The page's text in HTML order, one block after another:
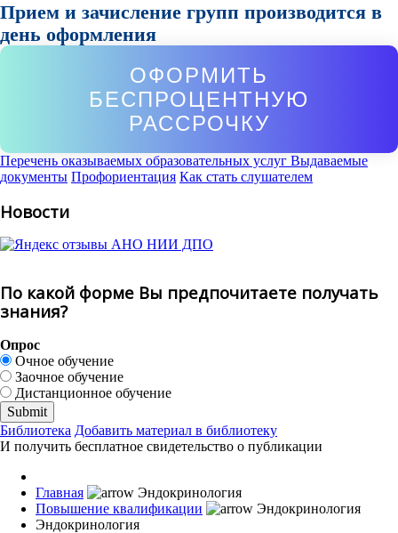
Прием и зачисление групп производится в
день оформления
ОФОРМИТЬ
БЕСПРОЦЕНТНУЮ
РАССРОЧКУ
Перечень оказываемых образовательных услуг Выдаваемые
документы Профориентация Как стать слушателем
Новости
По какой форме Вы предпочитаете получать
знания?
Опрос
Очное обучение
Заочное обучение
Дистанционное обучение
Библиотека Добавить материал в библиотеку
И получить бесплатное свидетельство о публикации
Главная
Повышение квалификации
Эндокринология